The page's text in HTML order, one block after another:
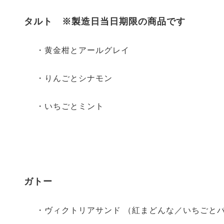
タルト ※製造日当日期限の商品です
・黄金柑とアールグレイ
・りんごとシナモン
・いちごとミント
ガトー
・ヴィクトリアサンド （紅まどんな／いちごと